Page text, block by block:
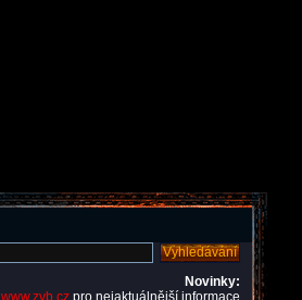
Novinky:
www.zvb.cz pro nejaktuálnější informace